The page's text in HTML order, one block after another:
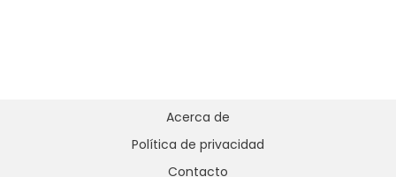
Acerca de
Política de privacidad
Contacto